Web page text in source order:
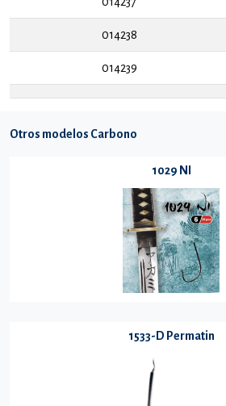
014238
014239
Otros modelos Carbono
1029 NI
1533-D Permatin